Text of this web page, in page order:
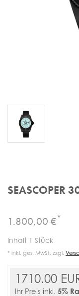
SEASCOPER
1.800,00 €*
Inhalt 1 Stück
* inkl. ges. MwSt. zzgl.
1710.00
Ihr Preis inkl. 5%